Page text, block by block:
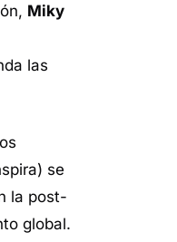
Miky
las
se
la post-
global.